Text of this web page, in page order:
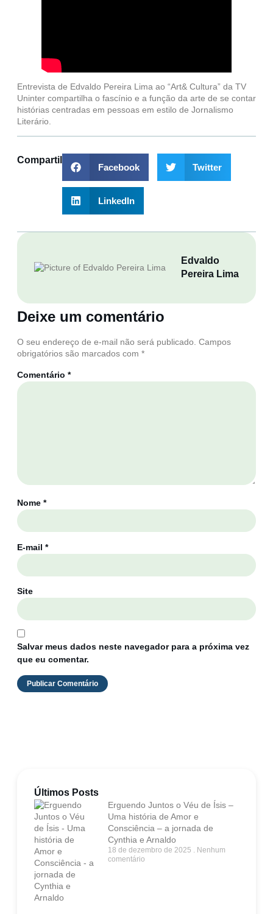
Entrevista de Edvaldo Pereira Lima ao “Art& Cultura” da TV
Uninter compartilha o fascínio e a função da arte de se contar
histórias centradas em pessoas em estilo de Jornalismo
Literário.
Compartilhar
Facebook Twitter
LinkedIn
Edvaldo
Pereira Lima
Deixe um comentário
O seu endereço de e-mail não será publicado. Campos
obrigatórios são marcados com *
Comentário *
Nome *
E-mail *
Site
Salvar meus dados neste navegador para a próxima vez
que eu comentar.
Últimos Posts
Erguendo Juntos o Véu de Ísis –
Uma história de Amor e
Consciência – a jornada de
Cynthia e Arnaldo
18 de dezembro de 2025
Nenhum
comentário